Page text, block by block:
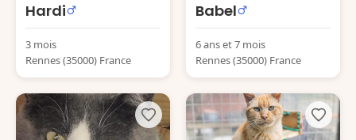
Hardi
3 mois
Rennes (35000) France
Babel
6 ans et 7 mois
Rennes (35000) France